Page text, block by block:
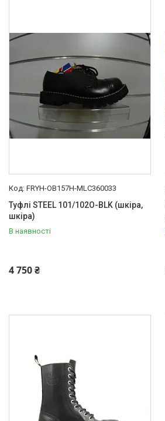
FRYH-OB157H-MLC360033
Туфлі STEEL 101/102O-BLK (шкіра,
шкіра)
В наявності
4 750 ₴